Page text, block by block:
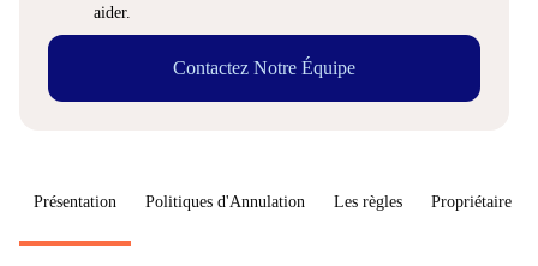
aider.
Contactez Notre Équipe
Présentation Politiques d'Annulation Les règles Propriétaire